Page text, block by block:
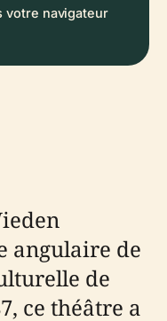
votre navigateur
angulaire de
de
ce théâtre a